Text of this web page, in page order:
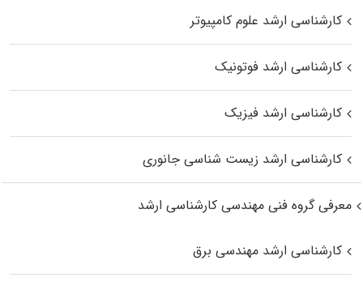
کارشناسی ارشد علوم کامپیوتر
کارشناسی ارشد فوتونیک
کارشناسی ارشد فیزیک
کارشناسی ارشد زیست‌ شناسی جانوری
معرفی گروه فنی مهندسی کارشناسی ارشد
کارشناسی ارشد مهندسی برق